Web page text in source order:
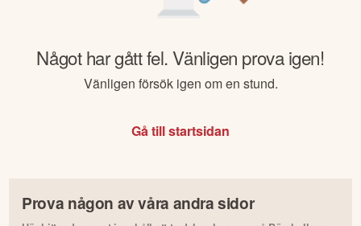
Något har gått fel. Vänligen prova igen!
Vänligen försök igen om en stund.
Gå till startsidan
Prova någon av våra andra sidor